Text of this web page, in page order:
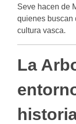
Seve hacen de
quienes buscan
cultura vasca.
La